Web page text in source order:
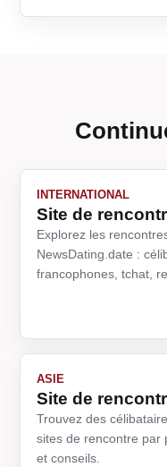
INTERNATIONAL
Site de
Explorez les
NewsDating.date :
francophones, tchat,
ASIE
Site de
Trouvez des
sites de rencontre par
et conseils.